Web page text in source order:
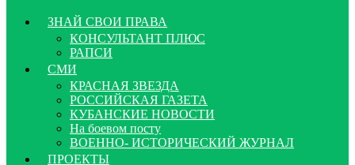
ЗНАЙ СВОИ ПРАВА
КОНСУЛЬТАНТ ПЛЮС
РАПСИ
СМИ
КРАСНАЯ ЗВЕЗДА
РОССИЙСКАЯ ГАЗЕТА
КУБАНСКИЕ НОВОСТИ
На боевом посту
ВОЕННО- ИСТОРИЧЕСКИЙ ЖУРНАЛ
ПРОЕКТЫ